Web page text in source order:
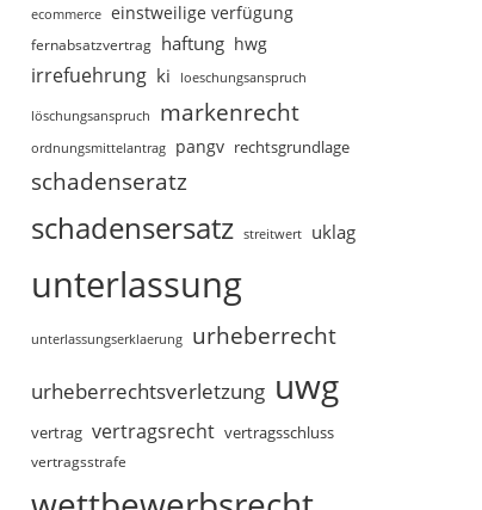
ecommerce einstweilige verfügung
fernabsatzvertrag haftung hwg
irrefuehrung ki loeschungsanspruch
löschungsanspruch markenrecht
ordnungsmittelantrag pangv rechtsgrundlage
schadenseratz
schadensersatz streitwert uklag
unterlassung
unterlassungserklaerung urheberrecht
urheberrechtsverletzung uwg
vertrag vertragsrecht vertragsschluss
vertragsstrafe